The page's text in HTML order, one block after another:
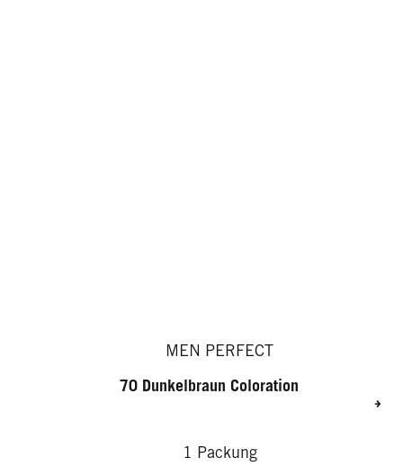
MEN PERFECT
70 Dunkelbraun Coloration
1 Packung